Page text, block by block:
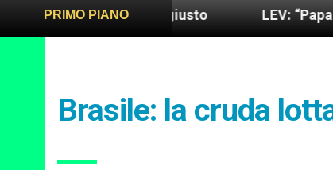
PRIMO PIANO
sano e giusto LEV: “Papa Francesco.
Brasile: la cruda